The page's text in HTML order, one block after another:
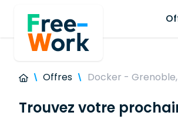
Offres Docker -
Trouvez votre